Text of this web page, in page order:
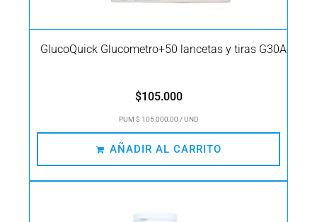
GlucoQuick Glucometro+50 lancetas y tiras G30A
$105.000
PUM $ 105.000,00 / UND
AÑADIR AL CARRITO